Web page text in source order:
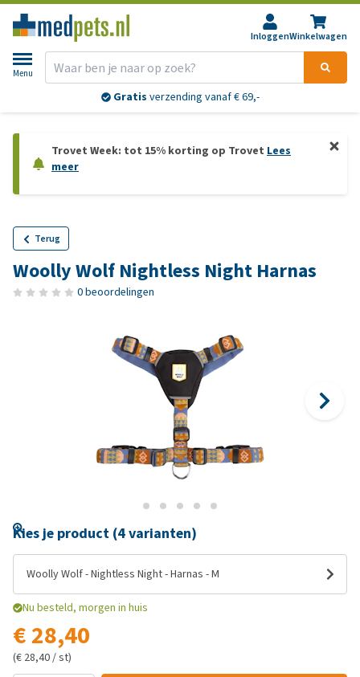
InloggenWinkelwagen
Menu
Gratis verzending vanaf € 69,-
Trovet Week: tot 15% korting op Trovet Lees
meer
Terug
Woolly Wolf Nightless Night Harnas
0 beoordelingen
Kies je product (4 varianten)
Woolly Wolf - Nightless Night - Harnas - M
Nu besteld, morgen in huis
€ 28,40
(€ 28,40 / st)